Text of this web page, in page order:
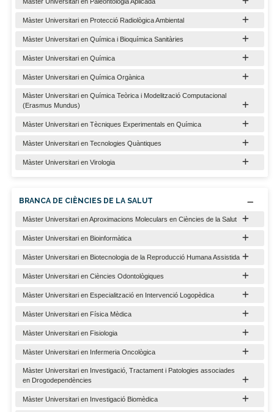
Màster Universitari en Paleontologia Aplicada
Màster Universitari en Protecció Radiològica Ambiental
Màster Universitari en Química i Bioquímica Sanitàries
Màster Universitari en Química
Màster Universitari en Química Orgànica
Màster Universitari en Química Teòrica i Modelització Computacional
(Erasmus Mundus)
Màster Universitari en Tècniques Experimentals en Química
Màster Universitari en Tecnologies Quàntiques
Màster Universitari en Virologia
BRANCA DE CIÈNCIES DE LA SALUT
Màster Universitari en Aproximacions Moleculars en Ciències de la Salut
Màster Universitari en Bioinformàtica
Màster Universitari en Biotecnologia de la Reproducció Humana Assistida
Màster Universitari en Ciències Odontològiques
Màster Universitari en Especialització en Intervenció Logopèdica
Màster Universitari en Física Mèdica
Màster Universitari en Fisiologia
Màster Universitari en Infermeria Oncològica
Màster Universitari en Investigació, Tractament i Patologies associades
en Drogodependències
Màster Universitari en Investigació Biomèdica